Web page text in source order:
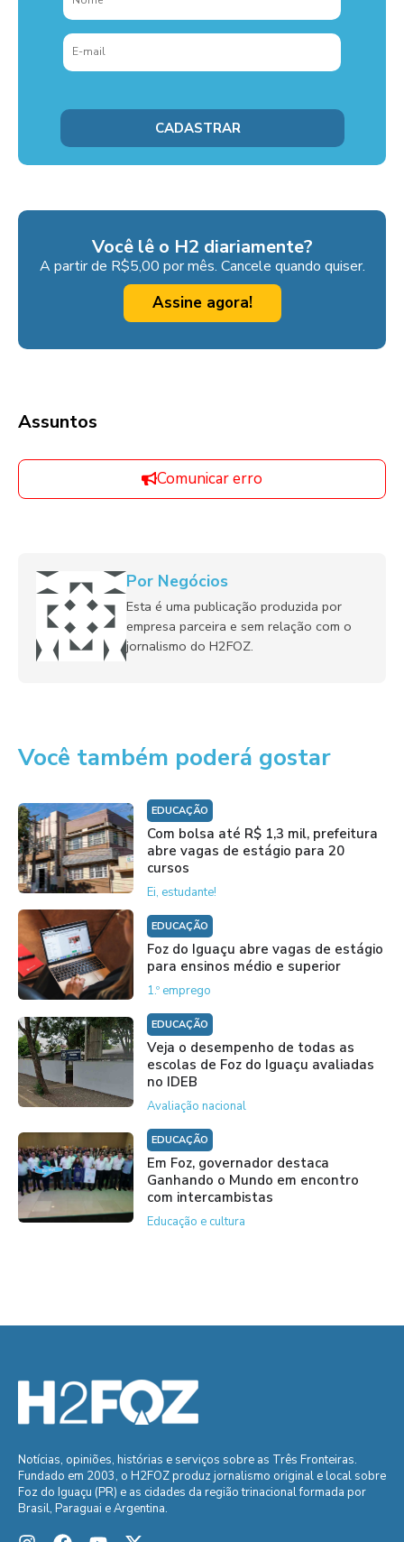
Você lê o H2 diariamente?
A partir de R$5,00 por mês. Cancele quando quiser.
Assine agora!
Assuntos
Comunicar erro
Por Negócios
Esta é uma publicação produzida por
empresa parceira e sem relação com o
jornalismo do H2FOZ.
Você também poderá gostar
EDUCAÇÃO
Com bolsa até R$ 1,3 mil, prefeitura
abre vagas de estágio para 20
cursos
Ei, estudante!
EDUCAÇÃO
Foz do Iguaçu abre vagas de estágio
para ensinos médio e superior
1.º emprego
EDUCAÇÃO
Veja o desempenho de todas as
escolas de Foz do Iguaçu avaliadas
no IDEB
Avaliação nacional
EDUCAÇÃO
Em Foz, governador destaca
Ganhando o Mundo em encontro
com intercambistas
Educação e cultura
Notícias, opiniões, histórias e serviços sobre as Três Fronteiras.
Fundado em 2003, o H2FOZ produz jornalismo original e local sobre
Foz do Iguaçu (PR) e as cidades da região trinacional formada por
Brasil, Paraguai e Argentina.